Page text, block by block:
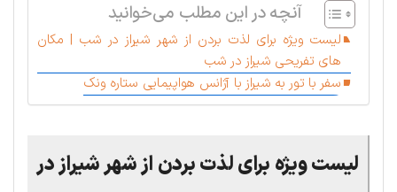
آنچه در این مطلب می‌خوانید
لیست ویژه برای لذت بردن از شهر شیراز در شب | مکان
های تفریحی شیراز در شب
سفر با تور به شیراز با آژانس هواپیمایی ستاره ونک
لیست ویژه برای لذت بردن از شهر شیراز در